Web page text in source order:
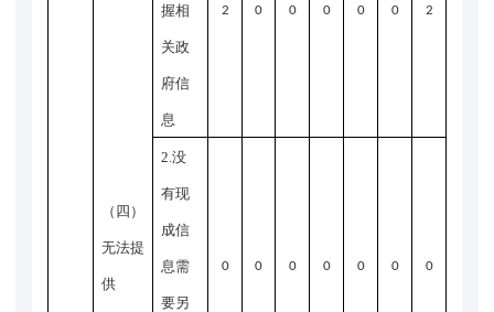
（四）
无法提
供
握相
关政
府信
息
2 0 0 0 0 0 2
2.没
有现
成信
息需
要另
0 0 0 0 0 0 0